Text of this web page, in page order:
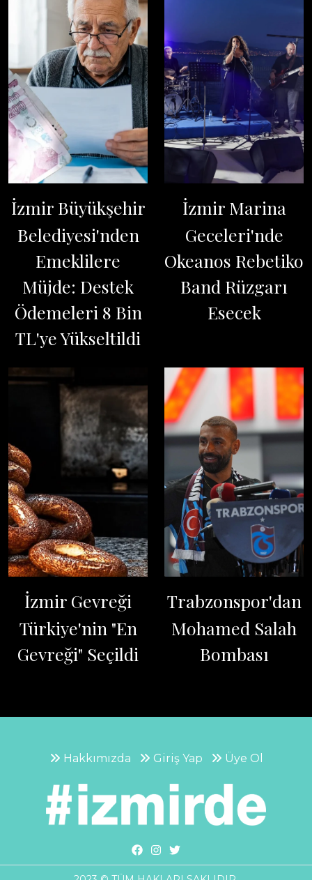
İzmir Büyükşehir
Belediyesi'nden
Emeklilere
Müjde: Destek
Ödemeleri 8 Bin
TL'ye Yükseltildi
İzmir Marina
Geceleri'nde
Okeanos Rebetiko
Band Rüzgarı
Esecek
İzmir Gevreği
Türkiye'nin "En
Gevreği" Seçildi
Trabzonspor'dan
Mohamed Salah
Bombası
Hakkımızda Giriş Yap Üye Ol